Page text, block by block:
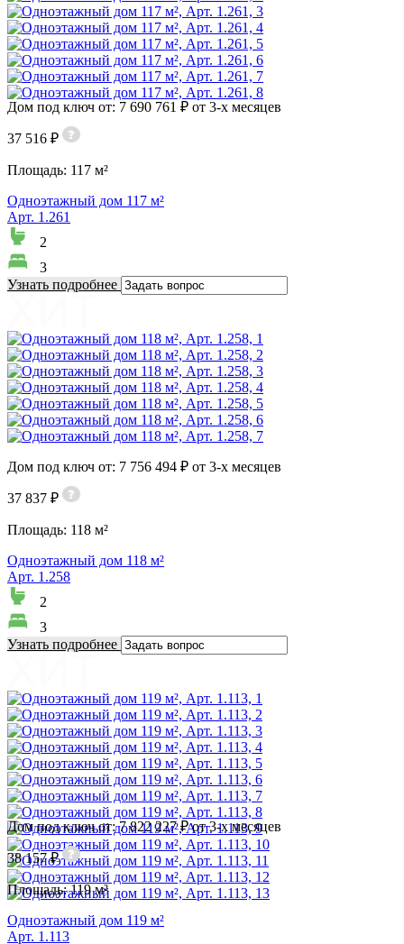
Дом под ключ от: 7 690 761 ₽ от 3-х месяцев
37 516 ₽
Площадь: 117 м²
Одноэтажный дом 117 м²
Арт. 1.261
2
3
Узнать подробнее
Дом под ключ от: 7 756 494 ₽ от 3-х месяцев
37 837 ₽
Площадь: 118 м²
Одноэтажный дом 118 м²
Арт. 1.258
2
3
Узнать подробнее
Дом под ключ от: 7 822 227 ₽ от 3-х месяцев
38 157 ₽
Площадь:119 м²
Одноэтажный дом 119 м²
Арт. 1.113